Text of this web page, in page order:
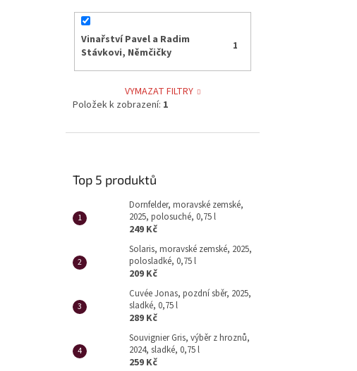
Vinařství Pavel a Radim
Stávkovi, Němčičky
1
VYMAZAT FILTRY
Položek k zobrazení: 1
Top 5 produktů
Dornfelder, moravské zemské,
2025, polosuché, 0,75 l
249 Kč
Solaris, moravské zemské, 2025,
polosladké, 0,75 l
209 Kč
Cuvée Jonas, pozdní sběr, 2025,
sladké, 0,75 l
289 Kč
Souvignier Gris, výběr z hroznů,
2024, sladké, 0,75 l
259 Kč